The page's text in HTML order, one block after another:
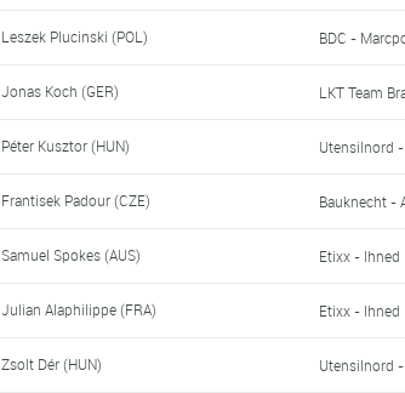
Leszek Plucinski (POL) BDC -
Jonas Koch (GER) LKT Team
Péter Kusztor (HUN) Utensilnord
Frantisek Padour (CZE) Bauknecht -
Samuel Spokes (AUS) Etixx - Ihned
Julian Alaphilippe (FRA) Etixx - Ihned
Zsolt Dér (HUN) Utensilnord